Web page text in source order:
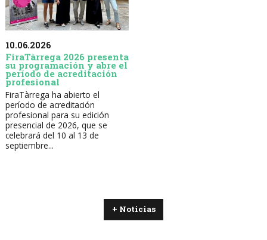
10.06.2026
FiraTàrrega 2026 presenta
su programación y abre el
período de acreditación
profesional
FiraTàrrega ha abierto el
período de acreditación
profesional para su edición
presencial de 2026, que se
celebrará del 10 al 13 de
septiembre...
+ Noticias